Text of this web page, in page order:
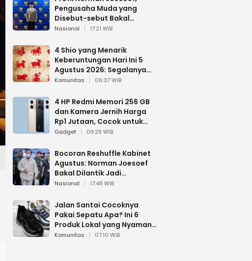
Pengusaha Muda yang
Disebut-sebut Bakal
Dilantik Jadi Wamenhan RI
Nasional 17:21 WIB
4 Shio yang Menarik
Keberuntungan Hari Ini 5
Agustus 2026: Segalanya
Berjalan Lancar
Komunitas 06:37 WIB
4 HP Redmi Memori 256 GB
dan Kamera Jernih Harga
Rp1 Jutaan, Cocok untuk
Multitasking
Gadget 09:29 WIB
Bocoran Reshuffle Kabinet
Agustus: Norman Joesoef
Bakal Dilantik Jadi
Wamenhan RI
Nasional 17:49 WIB
Jalan Santai Cocoknya
Pakai Sepatu Apa? Ini 6
Produk Lokal yang Nyaman
Buat 17 Agustusan
Komunitas 07:10 WIB